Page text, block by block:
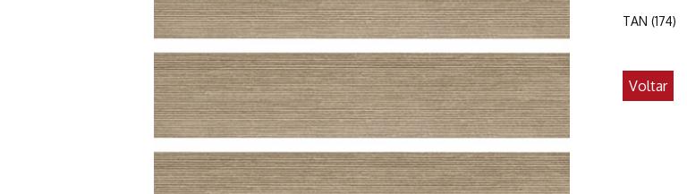
TAN (174)
Voltar